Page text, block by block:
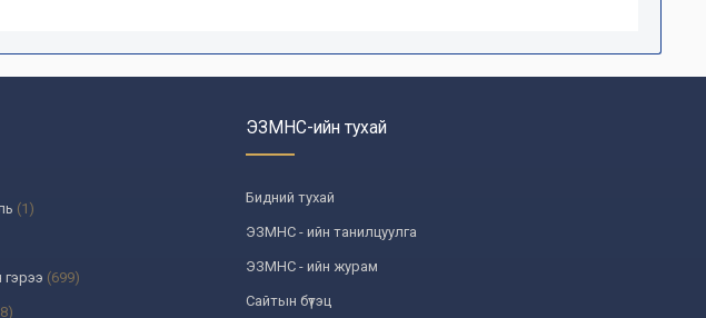
(1)
(699)
ЭЗМНС-ийн тухай
Бидний тухай
ЭЗМНС - ийн танилцуулга
ЭЗМНС - ийн журам
Сайтын бүтэц